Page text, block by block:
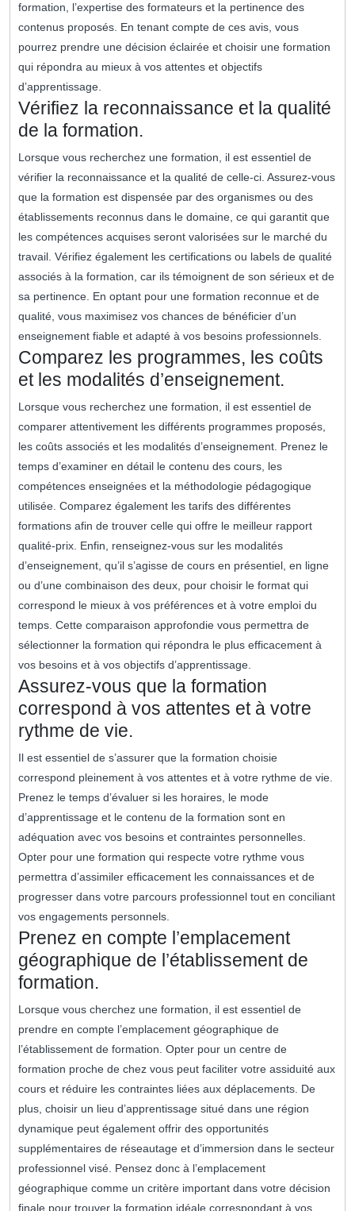
formation, l’expertise des formateurs et la pertinence des
contenus proposés. En tenant compte de ces avis, vous
pourrez prendre une décision éclairée et choisir une formation
qui répondra au mieux à vos attentes et objectifs
d’apprentissage.
Vérifiez la reconnaissance et la qualité
de la formation.
Lorsque vous recherchez une formation, il est essentiel de
vérifier la reconnaissance et la qualité de celle-ci. Assurez-vous
que la formation est dispensée par des organismes ou des
établissements reconnus dans le domaine, ce qui garantit que
les compétences acquises seront valorisées sur le marché du
travail. Vérifiez également les certifications ou labels de qualité
associés à la formation, car ils témoignent de son sérieux et de
sa pertinence. En optant pour une formation reconnue et de
qualité, vous maximisez vos chances de bénéficier d’un
enseignement fiable et adapté à vos besoins professionnels.
Comparez les programmes, les coûts
et les modalités d’enseignement.
Lorsque vous recherchez une formation, il est essentiel de
comparer attentivement les différents programmes proposés,
les coûts associés et les modalités d’enseignement. Prenez le
temps d’examiner en détail le contenu des cours, les
compétences enseignées et la méthodologie pédagogique
utilisée. Comparez également les tarifs des différentes
formations afin de trouver celle qui offre le meilleur rapport
qualité-prix. Enfin, renseignez-vous sur les modalités
d’enseignement, qu’il s’agisse de cours en présentiel, en ligne
ou d’une combinaison des deux, pour choisir le format qui
correspond le mieux à vos préférences et à votre emploi du
temps. Cette comparaison approfondie vous permettra de
sélectionner la formation qui répondra le plus efficacement à
vos besoins et à vos objectifs d’apprentissage.
Assurez-vous que la formation
correspond à vos attentes et à votre
rythme de vie.
Il est essentiel de s’assurer que la formation choisie
correspond pleinement à vos attentes et à votre rythme de vie.
Prenez le temps d’évaluer si les horaires, le mode
d’apprentissage et le contenu de la formation sont en
adéquation avec vos besoins et contraintes personnelles.
Opter pour une formation qui respecte votre rythme vous
permettra d’assimiler efficacement les connaissances et de
progresser dans votre parcours professionnel tout en conciliant
vos engagements personnels.
Prenez en compte l’emplacement
géographique de l’établissement de
formation.
Lorsque vous cherchez une formation, il est essentiel de
prendre en compte l’emplacement géographique de
l’établissement de formation. Opter pour un centre de
formation proche de chez vous peut faciliter votre assiduité aux
cours et réduire les contraintes liées aux déplacements. De
plus, choisir un lieu d’apprentissage situé dans une région
dynamique peut également offrir des opportunités
supplémentaires de réseautage et d’immersion dans le secteur
professionnel visé. Pensez donc à l’emplacement
géographique comme un critère important dans votre décision
finale pour trouver la formation idéale correspondant à vos